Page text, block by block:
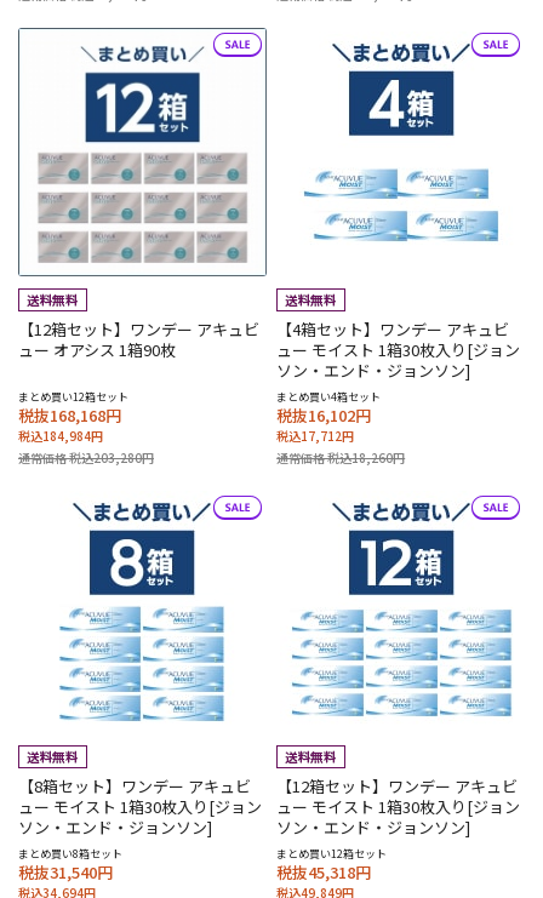
【12箱セット】ワンデー アキュビ
ュー オアシス 1箱90枚
まとめ買い12箱セット
税抜168,168円
税込184,984円
通常価格 税込203,280円
【4箱セット】ワンデー アキュビ
ュー モイスト 1箱30枚入り[ジョン
ソン・エンド・ジョンソン]
まとめ買い4箱セット
税抜16,102円
税込17,712円
通常価格 税込18,260円
【8箱セット】ワンデー アキュビ
ュー モイスト 1箱30枚入り[ジョン
ソン・エンド・ジョンソン]
まとめ買い8箱セット
税抜31,540円
税込34,694円
【12箱セット】ワンデー アキュビ
ュー モイスト 1箱30枚入り[ジョン
ソン・エンド・ジョンソン]
まとめ買い12箱セット
税抜45,318円
税込49,849円